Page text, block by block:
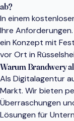
ab?
In einem
Ihre
ein Konzept mit
vor Ort in
Warum Brandwery
Als Digitalagentur
Markt. Wir bieten
Überraschungen
Lösungen für